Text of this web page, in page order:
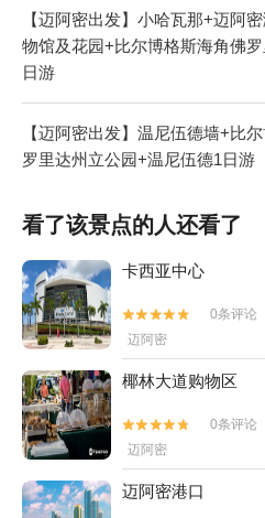
【迈阿密出发】小哈瓦那+迈阿
物馆及花园+比尔博格斯海角佛
日游
【迈阿密出发】温尼伍德墙+比
罗里达州立公园+温尼伍德1日游
看了该景点的人还看了
卡西亚中心


0条评论
迈阿密
椰林大道购物区


0条评论
迈阿密
迈阿密港口